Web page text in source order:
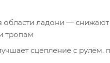
области ладони —
тропам
сцепление с рулём,